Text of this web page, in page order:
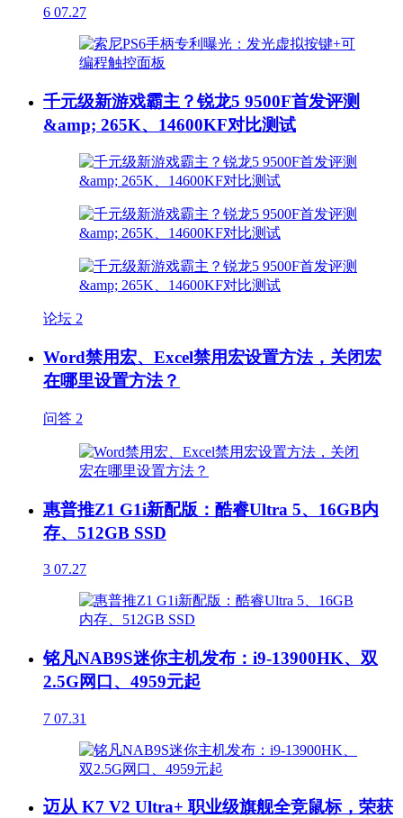
6 07.27
千元级新游戏霸主？锐龙5 9500F首发评测
&amp; 265K、14600KF对比测试
论坛 2
Word禁用宏、Excel禁用宏设置方法，关闭宏
在哪里设置方法？
问答 2
惠普推Z1 G1i新配版：酷睿Ultra 5、16GB内
存、512GB SSD
3 07.27
铭凡NAB9S迷你主机发布：i9-13900HK、双
2.5G网口、4959元起
7 07.31
迈从 K7 V2 Ultra+ 职业级旗舰全竞鼠标，荣获